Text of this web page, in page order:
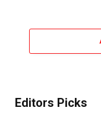
Editors Picks